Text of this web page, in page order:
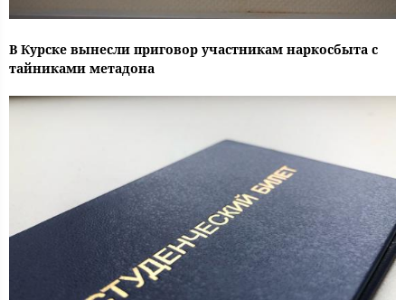
В Курске вынесли приговор участникам наркосбыта с
тайниками метадона